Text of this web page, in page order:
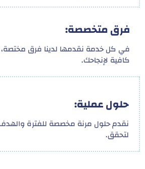
فرق متخصصة:
في كل خدمة نقدمها لدينا فرق مختصة،
كافية لإنجاحك.
حلول عملية:
نقدم حلول مرنة مخصصة للفترة والهدف
لتحقق.